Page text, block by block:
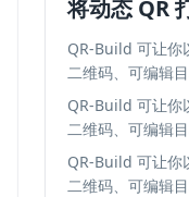
将动态 QR
QR-Build 可让你
二维码、可编辑
QR-Build 可让你
二维码、可编辑
QR-Build 可让你
二维码、可编辑